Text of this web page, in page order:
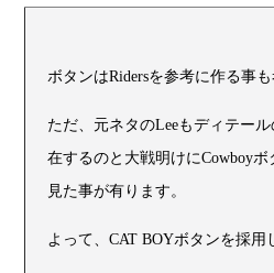
ボタンはRidersを参考に作る事も
ただ、元ネタのLeeもディテー
在するのと大戦明けにCowboy
見た事が有ります。
よって、CAT BOYボタンを採用